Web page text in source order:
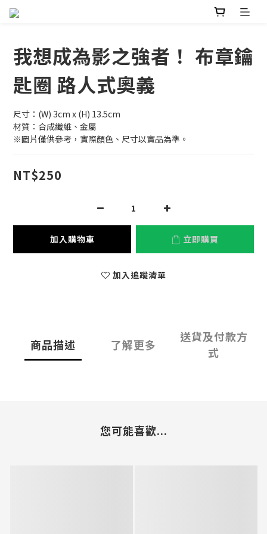
我想成為影之強者！ 布章鑰
匙圈 路人式奧義
尺寸：(W) 3cm x (H) 13.5cm
材質：合成纖維、金屬
※圖片僅供參考，實際顏色、尺寸以實品為準。
NT$250
加入購物車 立即購買
加入追蹤清單
商品描述 了解更多
送貨及付款方
式
您可能喜歡...